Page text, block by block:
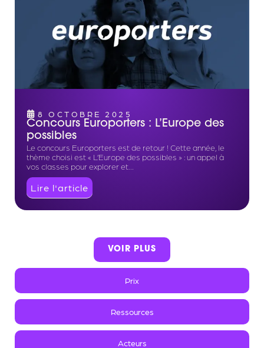
Prix
Ressources
Acteurs
8 OCTOBRE 2025
Concours Europorters : L’Europe des
possibles
Le concours Europorters est de retour ! Cette année, le
thème choisi est « L’Europe des possibles » : un appel à
vos classes pour explorer et…
Lire l'article
VOIR PLUS